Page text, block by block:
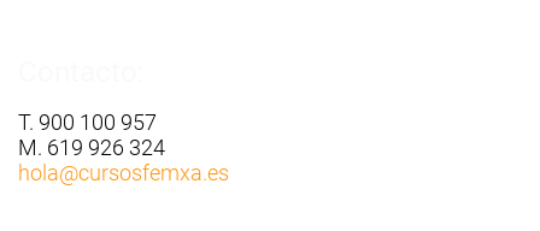
T. 900 100 957
M. 619 926 324
hola@cursosfemxa.es